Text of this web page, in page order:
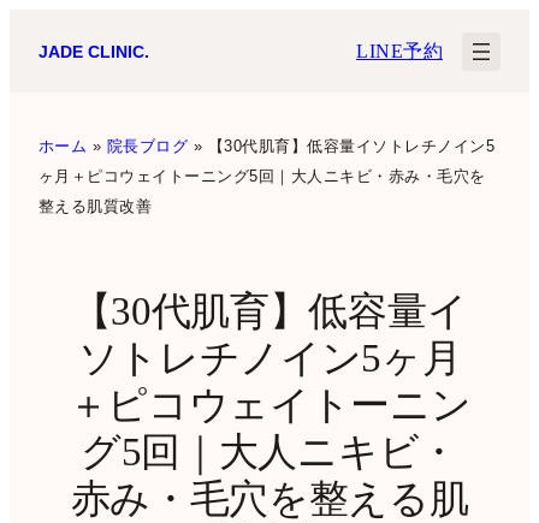
JADE CLINIC. LINE予約
ホーム » 院長ブログ »
【30代肌育】低容量イソトレチノイン5
ヶ月＋ピコウェイトーニング5回｜大人ニキビ・赤み・毛穴を
整える肌質改善
【30代肌育】低容量イ
ソトレチノイン5ヶ月
＋ピコウェイトーニン
グ5回｜大人ニキビ・
赤み・毛穴を整える肌